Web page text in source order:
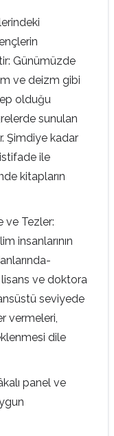
Günümüzde
ve deizm gibi
olduğu
sunulan
Şimdiye kadar
ile
kitapların
ve Tezler:
insanlarının
lisans ve doktora
seviyede
vermeleri,
dile
panel ve